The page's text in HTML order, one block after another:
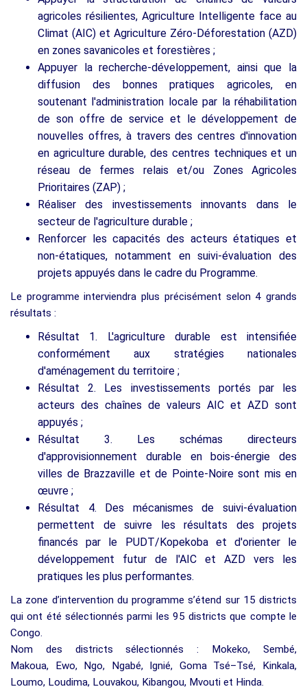
agricoles résilientes, Agriculture Intelligente face au
Climat (AIC) et Agriculture Zéro-Déforestation (AZD)
en zones savanicoles et forestières ;
Appuyer la recherche-développement, ainsi que la
diffusion des bonnes pratiques agricoles, en
soutenant l'administration locale par la réhabilitation
de son offre de service et le développement de
nouvelles offres, à travers des centres d'innovation
en agriculture durable, des centres techniques et un
réseau de fermes relais et/ou Zones Agricoles
Prioritaires (ZAP) ;
Réaliser des investissements innovants dans le
secteur de l'agriculture durable ;
Renforcer les capacités des acteurs étatiques et
non-étatiques, notamment en suivi-évaluation des
projets appuyés dans le cadre du Programme.
Le programme interviendra plus précisément selon 4 grands
résultats :
Résultat 1. L'agriculture durable est intensifiée
conformément aux stratégies nationales
d'aménagement du territoire ;
Résultat 2. Les investissements portés par les
acteurs des chaînes de valeurs AIC et AZD sont
appuyés ;
Résultat 3. Les schémas directeurs
d'approvisionnement durable en bois-énergie des
villes de Brazzaville et de Pointe-Noire sont mis en
œuvre ;
Résultat 4. Des mécanismes de suivi-évaluation
permettent de suivre les résultats des projets
financés par le PUDT/Kopekoba et d'orienter le
développement futur de l'AIC et AZD vers les
pratiques les plus performantes.
La zone d’intervention du programme s’étend sur 15 districts
qui ont été sélectionnés parmi les 95 districts que compte le
Congo.
Nom des districts sélectionnés : Mokeko, Sembé,
Makoua, Ewo, Ngo, Ngabé, Ignié, Goma Tsé–Tsé, Kinkala,
Loumo, Loudima, Louvakou, Kibangou, Mvouti et Hinda.